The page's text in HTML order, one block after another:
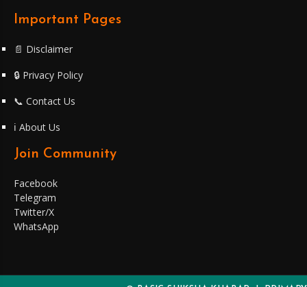
Important Pages
📄 Disclaimer
🔒 Privacy Policy
📞 Contact Us
ℹ️ About Us
Join Community
Facebook
Telegram
Twitter/X
WhatsApp